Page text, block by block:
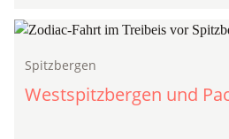
Spitzbergen
Westspitzbergen und